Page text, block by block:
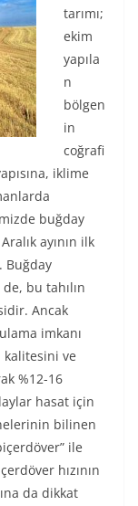
tarımı;
ekim
yapıla
n
bölgen
in
coğrafi
iklime
buğday
ayının ilk
Buğday
bu tahılın
Ancak
imkanı
ve
%12-16
hasat için
bilinen
ile
hızının
da dikkat